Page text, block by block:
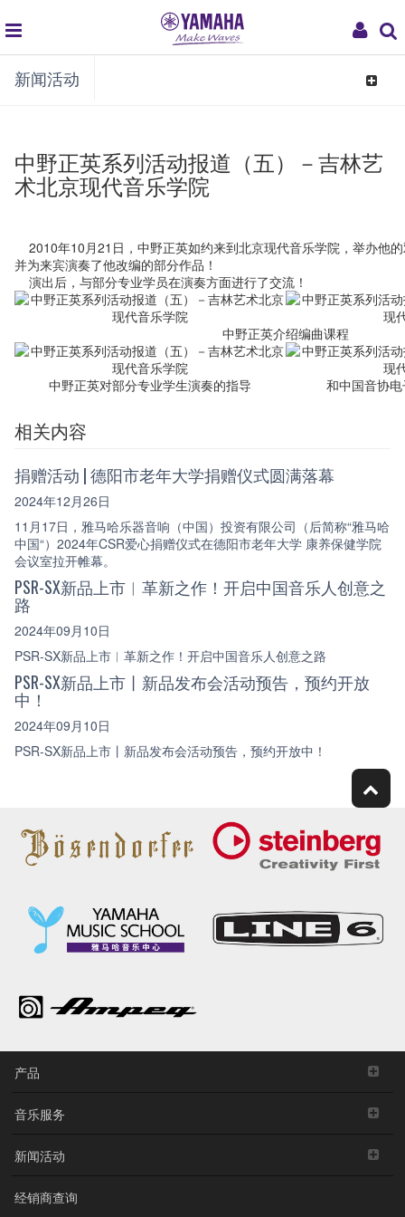
My
global
navigation
新闻活动
Toggle
中野正英系列活动报道（五）－吉林艺
术北京现代音乐学院
2010年10月21日，中野正英如约来到北京现代音乐学院，举办他
并为来宾演奏了他改编的部分作品！
演出后，与部分专业学员在演奏方面进行了交流！
中野正英介绍编曲课程
中野正英对部分专业学生演奏的指导 和中国音协
相关内容
捐赠活动 | 德阳市老年大学捐赠仪式圆满落幕
2024年12月26日
11月17日，雅马哈乐器音响（中国）投资有限公司（后简称“雅马哈
中国“）2024年CSR爱心捐赠仪式在德阳市老年大学 康养保健学院
会议室拉开帷幕。
PSR-SX新品上市︱革新之作！开启中国音乐人创意之
路
2024年09月10日
PSR-SX新品上市︱革新之作！开启中国音乐人创意之路
PSR-SX新品上市丨新品发布会活动预告，预约开放
中！
2024年09月10日
PSR-SX新品上市丨新品发布会活动预告，预约开放中！
产品
音乐服务
新闻活动
经销商查询